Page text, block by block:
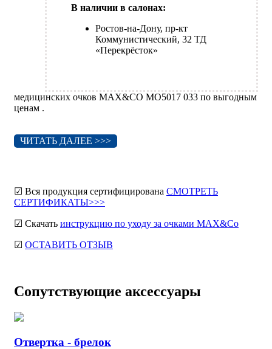
В наличии в салонах:
Ростов-на-Дону, пр-кт
Коммунистический, 32 ТД
«Перекрёсток»
медицинских очков MAX&CO MO5017 033 по выгодным
ценам .
ЧИТАТЬ ДАЛЕЕ >>>
☑ Вся продукция сертифицирована СМОТРЕТЬ
СЕРТИФИКАТЫ>>>
☑ Скачать инструкцию по уходу за очками MAX&Co
☑ ОСТАВИТЬ ОТЗЫВ
Сопутствующие аксессуары
Отвертка - брелок